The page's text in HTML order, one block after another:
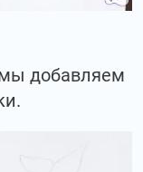
мы добавляем